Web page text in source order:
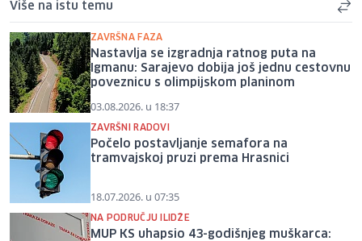
Više na istu temu
ZAVRŠNA FAZA
Nastavlja se izgradnja ratnog puta na
Igmanu: Sarajevo dobija još jednu cestovnu
poveznicu s olimpijskom planinom
03.08.2026. u 18:37
ZAVRŠNI RADOVI
Počelo postavljanje semafora na
tramvajskoj pruzi prema Hrasnici
18.07.2026. u 07:35
NA PODRUČJU ILIDŽE
MUP KS uhapsio 43-godišnjeg muškarca: